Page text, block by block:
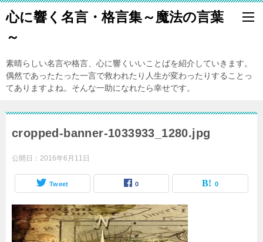
心に響く名言・格言集～魔法の言葉
～
素晴らしい名言や格言、心に響くいいことばを紹介していきます。
偶然であったたった一言で救われたり人生が変わったりすることっ
てありますよね。そんな一助になれたら幸せです。
cropped-banner-1033933_1280.jpg
公開日： 2016年6月11日
Tweet 0 0